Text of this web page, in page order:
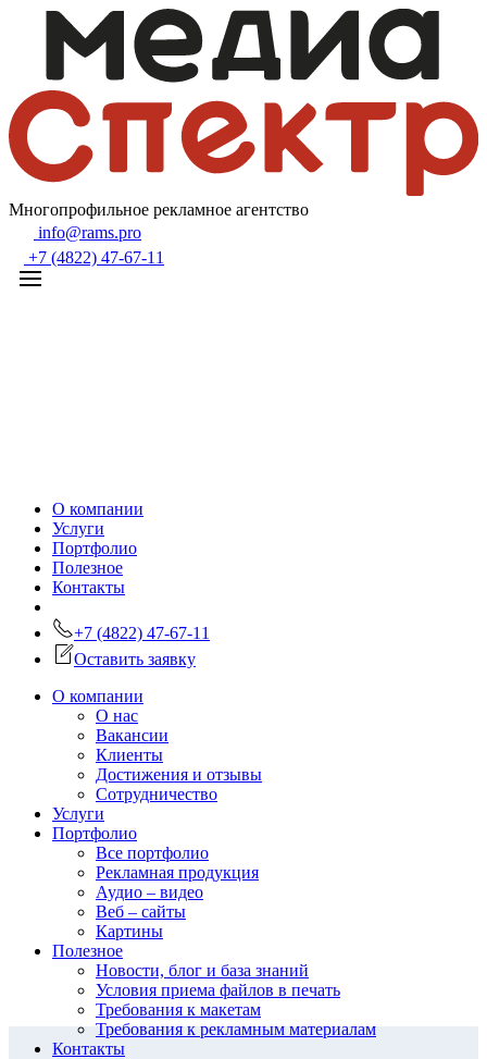
Многопрофильное рекламное агентство
info@rams.pro
+7 (4822) 47-67-11
О компании
Услуги
Портфолио
Полезное
Контакты
+7 (4822) 47-67-11
Оставить заявку
О компании
О нас
Вакансии
Клиенты
Достижения и отзывы
Сотрудничество
Услуги
Портфолио
Все портфолио
Рекламная продукция
Аудио – видео
Веб – сайты
Картины
Полезное
Новости, блог и база знаний
Условия приема файлов в печать
Требования к макетам
Требования к рекламным материалам
Контакты